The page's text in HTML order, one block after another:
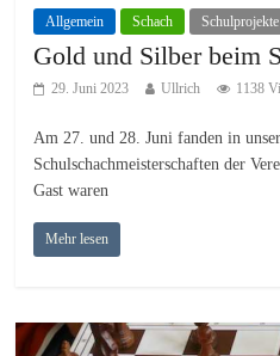
Allgemein Schach Schulprojekte
Gold und Silber beim
29. Juni 2023 Ullrich 1138
Am 27. und 28. Juni fanden in
Schulschachmeisterschaften der
Gast waren
Mehr lesen